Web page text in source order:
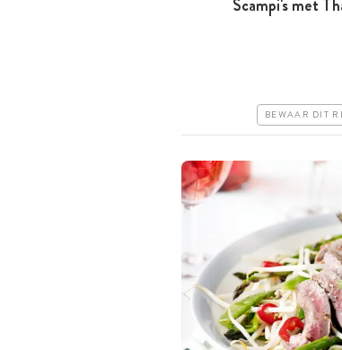
Scampi's met
BEWAAR DIT